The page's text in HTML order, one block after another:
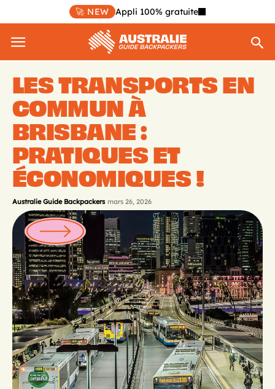
🚀 NEW Appli 100% gratuite
LES TRANSPORTS EN
COMMUN À
BRISBANE :
PRATIQUES ET
ÉCONOMIQUES !
Australie Guide Backpackers mars 26, 2026